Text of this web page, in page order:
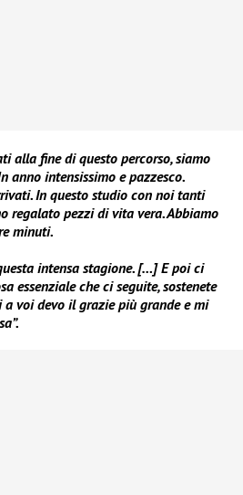
alla fine di questo percorso, siamo
anno intensissimo e pazzesco.
In questo studio con noi tanti
regalato pezzi di vita vera. Abbiamo
minuti.
intensa stagione. […] E poi ci
essenziale che ci seguite, sostenete
voi devo il grazie più grande e mi